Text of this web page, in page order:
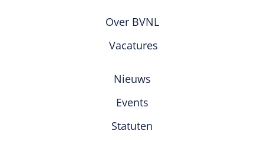
Over BVNL
Vacatures
Nieuws
Events
Statuten